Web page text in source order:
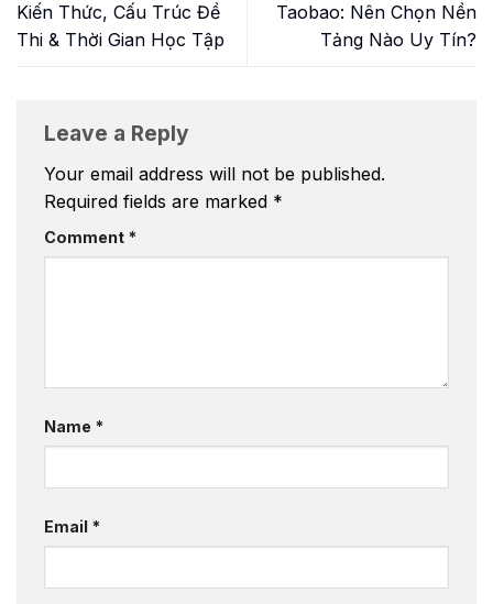
Kiến Thức, Cấu Trúc Đề
Thi & Thời Gian Học Tập
Taobao: Nên Chọn Nền
Tảng Nào Uy Tín?
Leave a Reply
Your email address will not be published.
Required fields are marked *
Comment *
Name *
Email *